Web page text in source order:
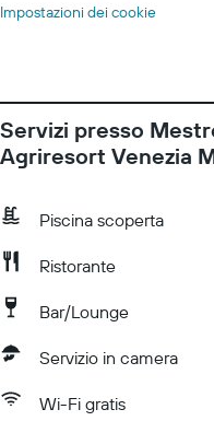
Impostazioni dei cookie
Servizi presso
Agriresort Venezia
Piscina scoperta
Ristorante
Bar/Lounge
Servizio in camera
Wi-Fi gratis